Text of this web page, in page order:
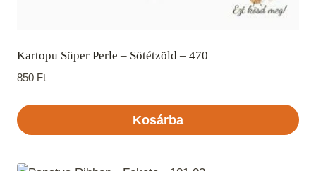
Kartopu Süper Perle – Sötétzöld – 470
850 Ft
Kosárba